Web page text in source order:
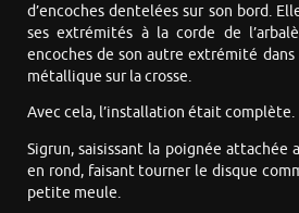
d’encoches dentelées sur son bord.
ses extrémités à la corde de
encoches de son autre extrémité dans
métallique sur la crosse.
Avec cela, l’installation était complète.
Sigrun, saisissant la poignée attachée
en rond, faisant tourner le disque
petite meule.